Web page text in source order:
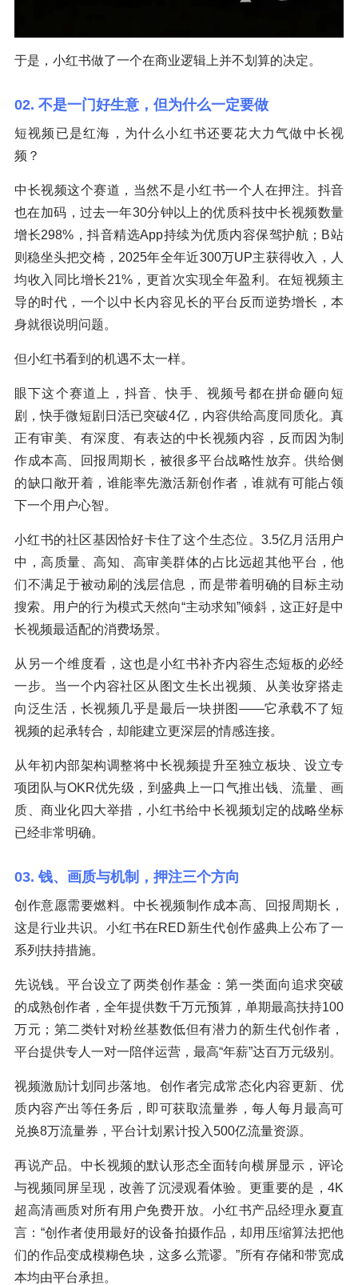
于是，小红书做了一个在商业逻辑上并不划算的决定。
02. 不是一门好生意，但为什么一定要做
短视频已是红海，为什么小红书还要花大力气做中长视
频？
中长视频这个赛道，当然不是小红书一个人在押注。抖音
也在加码，过去一年30分钟以上的优质科技中长视频数量
增长298%，抖音精选App持续为优质内容保驾护航；B站
则稳坐头把交椅，2025年全年近300万UP主获得收入，人
均收入同比增长21%，更首次实现全年盈利。在短视频主
导的时代，一个以中长内容见长的平台反而逆势增长，本
身就很说明问题。
但小红书看到的机遇不太一样。
眼下这个赛道上，抖音、快手、视频号都在拼命砸向短
剧，快手微短剧日活已突破4亿，内容供给高度同质化。真
正有审美、有深度、有表达的中长视频内容，反而因为制
作成本高、回报周期长，被很多平台战略性放弃。供给侧
的缺口敞开着，谁能率先激活新创作者，谁就有可能占领
下一个用户心智。
小红书的社区基因恰好卡住了这个生态位。3.5亿月活用户
中，高质量、高知、高审美群体的占比远超其他平台，他
们不满足于被动刷的浅层信息，而是带着明确的目标主动
搜索。用户的行为模式天然向“主动求知”倾斜，这正好是中
长视频最适配的消费场景。
从另一个维度看，这也是小红书补齐内容生态短板的必经
一步。当一个内容社区从图文生长出视频、从美妆穿搭走
向泛生活，长视频几乎是最后一块拼图——它承载不了短
视频的起承转合，却能建立更深层的情感连接。
从年初内部架构调整将中长视频提升至独立板块、设立专
项团队与OKR优先级，到盛典上一口气推出钱、流量、画
质、商业化四大举措，小红书给中长视频划定的战略坐标
已经非常明确。
03. 钱、画质与机制，押注三个方向
创作意愿需要燃料。中长视频制作成本高、回报周期长，
这是行业共识。小红书在RED新生代创作盛典上公布了一
系列扶持措施。
先说钱。平台设立了两类创作基金：第一类面向追求突破
的成熟创作者，全年提供数千万元预算，单期最高扶持100
万元；第二类针对粉丝基数低但有潜力的新生代创作者，
平台提供专人一对一陪伴运营，最高“年薪”达百万元级别。
视频激励计划同步落地。创作者完成常态化内容更新、优
质内容产出等任务后，即可获取流量券，每人每月最高可
兑换8万流量券，平台计划累计投入500亿流量资源。
再说产品。中长视频的默认形态全面转向横屏显示，评论
与视频同屏呈现，改善了沉浸观看体验。更重要的是，4K
超高清画质对所有用户免费开放。小红书产品经理永夏直
言：“创作者使用最好的设备拍摄作品，却用压缩算法把他
们的作品变成模糊色块，这多么荒谬。”所有存储和带宽成
本均由平台承担。